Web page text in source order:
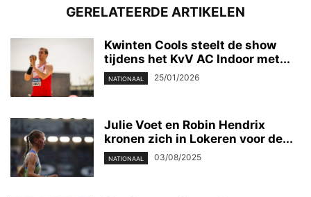
GERELATEERDE ARTIKELEN
Kwinten Cools steelt de show
tijdens het KvV AC Indoor met...
NATIONAAL 25/01/2026
Julie Voet en Robin Hendrix
kronen zich in Lokeren voor de...
NATIONAAL 03/08/2025